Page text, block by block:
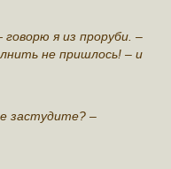
я из проруби. –
не пришлось! – и
застyдите? –